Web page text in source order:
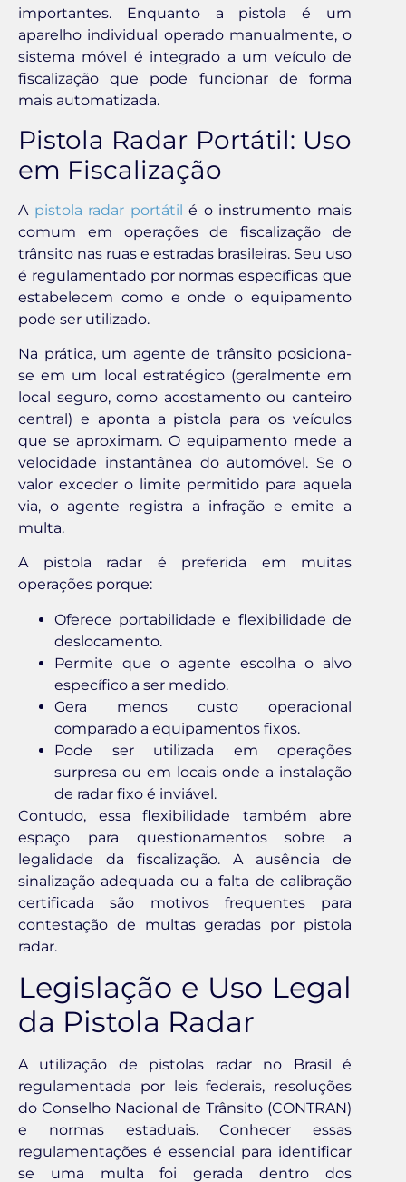
importantes. Enquanto a pistola é um
aparelho individual operado manualmente, o
sistema móvel é integrado a um veículo de
fiscalização que pode funcionar de forma
mais automatizada.
Pistola Radar Portátil: Uso
em Fiscalização
A pistola radar portátil é o instrumento mais
comum em operações de fiscalização de
trânsito nas ruas e estradas brasileiras. Seu uso
é regulamentado por normas específicas que
estabelecem como e onde o equipamento
pode ser utilizado.
Na prática, um agente de trânsito posiciona-
se em um local estratégico (geralmente em
local seguro, como acostamento ou canteiro
central) e aponta a pistola para os veículos
que se aproximam. O equipamento mede a
velocidade instantânea do automóvel. Se o
valor exceder o limite permitido para aquela
via, o agente registra a infração e emite a
multa.
A pistola radar é preferida em muitas
operações porque:
Oferece portabilidade e flexibilidade de
deslocamento.
Permite que o agente escolha o alvo
específico a ser medido.
Gera menos custo operacional
comparado a equipamentos fixos.
Pode ser utilizada em operações
surpresa ou em locais onde a instalação
de radar fixo é inviável.
Contudo, essa flexibilidade também abre
espaço para questionamentos sobre a
legalidade da fiscalização. A ausência de
sinalização adequada ou a falta de calibração
certificada são motivos frequentes para
contestação de multas geradas por pistola
radar.
Legislação e Uso Legal
da Pistola Radar
A utilização de pistolas radar no Brasil é
regulamentada por leis federais, resoluções
do Conselho Nacional de Trânsito (CONTRAN)
e normas estaduais. Conhecer essas
regulamentações é essencial para identificar
se uma multa foi gerada dentro dos